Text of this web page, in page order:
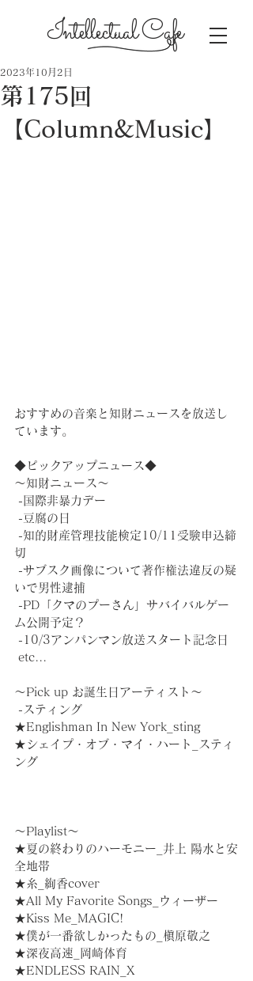
Intellectual Cafe
第175回
【Column&Music】
2023年10月2日
おすすめの音楽と知財ニュースを放送し
ています。
◆ピックアップニュース◆
～知財ニュース～
-国際非暴力デー
-豆腐の日
-知的財産管理技能検定10/11受験申込締
切
-サブスク画像について著作権法違反の疑
いで男性逮捕
-PD「クマのプーさん」サバイバルゲー
ム公開予定？
-10/3アンパンマン放送スタート記念日
etc...
～Pick up︎ お誕生日アーティスト～
-スティング
★Englishman In New York_sting
★シェイプ・オブ・マイ・ハート_スティ
ング
～Playlist～
★夏の終わりのハーモニー_井上 陽水と安
全地帯
★糸_絢香cover
★All My Favorite Songs_ウィーザー
★Kiss Me_MAGIC!
★僕が一番欲しかったもの_槇原敬之
★深夜高速_岡崎体育
★ENDLESS RAIN_X